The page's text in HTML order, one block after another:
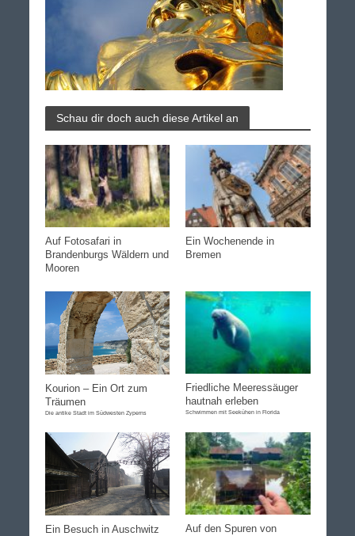
Schau dir doch auch diese Artikel an
Auf Fotosafari in
Brandenburgs Wäldern und
Mooren
Ein Wochenende in
Bremen
Kourion – Ein Ort zum
Träumen
Die antike Stadt im Südwesten Zyperns
Friedliche Meeressäuger
hautnah erleben
Schwimmen mit Seekühen in Florida
Ein Besuch in Auschwitz
Auf den Spuren von